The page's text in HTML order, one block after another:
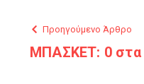
Προηγούμενο Άρθρο
ΜΠΑΣΚΕΤ: 0